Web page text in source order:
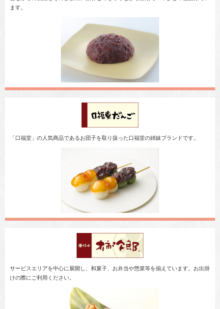
ます。
「口福堂」の人気商品であるお団子を取り扱った口福堂の姉妹ブランドです。
サービスエリアを中心に展開し、和菓子、お弁当や惣菜等を揃えています。お出掛
けの際にご利用ください。